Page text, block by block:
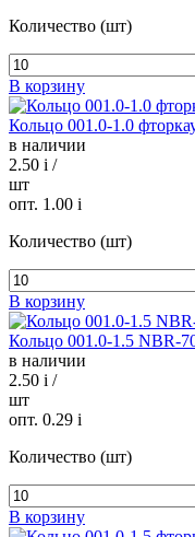
Количество (шт)
В корзину
Кольцо 001.0-1.0
в наличии
2.50 i /
шт
опт. 1.00 i
Количество (шт)
В корзину
Кольцо 001.0-1.5 NBR-
в наличии
2.50 i /
шт
опт. 0.29 i
Количество (шт)
В корзину